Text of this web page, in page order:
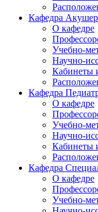
Кафедра
О кафедре
Учебно-
Научно-
Кабинеты
Кафедра
О кафедре
Учебно-
Научно-
Кабинеты
Кафедра
О кафедре
Учебно-